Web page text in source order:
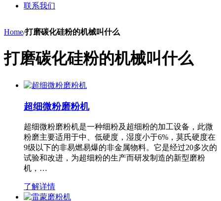
联系我们
Home/打磨碳化硅粉的机械叫什么
打磨碳化硅粉的机械叫什么
超细微粉磨粉机
超细微粉磨粉机是一种细粉及超细粉的加工设备，此微
粉磨主要适用于中、低硬度，湿度小于6%，莫氏硬度在
9级以下的非易燃易爆的非金属物料。它是经过20多次的
试验和改进，为超细粉的生产而研发制造的新型磨粉
机，…
了解详情